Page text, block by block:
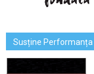
Susține Performanța